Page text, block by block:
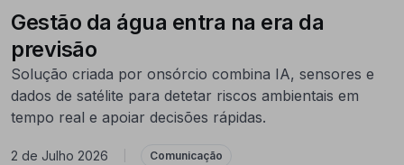
Gestão da água entra na era da
previsão
Solução criada por onsórcio combina IA, sensores e
dados de satélite para detetar riscos ambientais em
tempo real e apoiar decisões rápidas.
2 de Julho 2026 Comunicação